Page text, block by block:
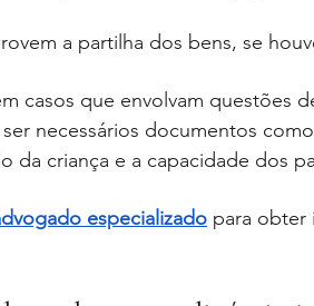
a partilha dos bens, se
casos que envolvam questões
necessários documentos
da criança e a capacidade dos
especializado para obter